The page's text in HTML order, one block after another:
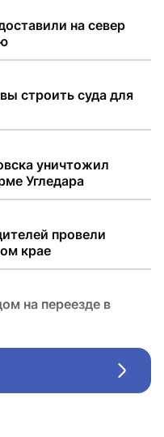
на север
строить суда для
уничтожил
Угледара
провели
крае
на переезде в